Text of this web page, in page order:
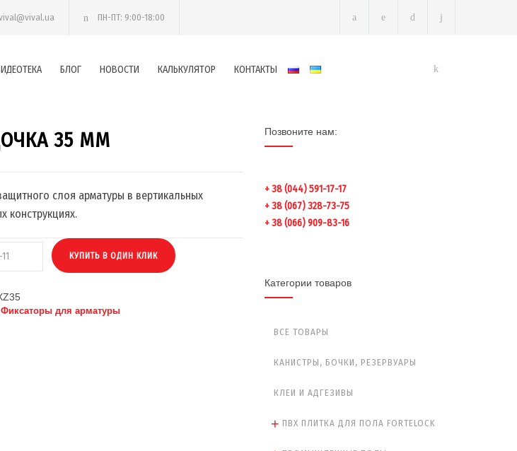
ПН-ПТ: 9:00-18:00
БЛОГ НОВОСТИ КАЛЬКУЛЯТОР КОНТАКТЫ
35 ММ
слоя арматуры в вертикальных
конструкциях.
Фиксаторы для арматуры
Позвоните нам:
+ 38 (044) 591-17-17
+ 38 (067) 328-73-75
+ 38 (066) 909-83-16
Категории товаров
ВСЕ ТОВАРЫ
КАНИСТРЫ, БОЧКИ, РЕЗЕРВУАРЫ
КЛЕИ И АДГЕЗИВЫ
ПВХ ПЛИТКА ДЛЯ ПОЛА FORTELOCK